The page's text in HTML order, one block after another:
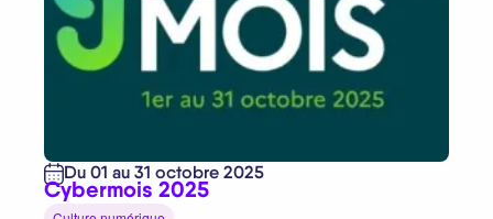
Du 01 au 31 octobre 2025
Cybermois 2025